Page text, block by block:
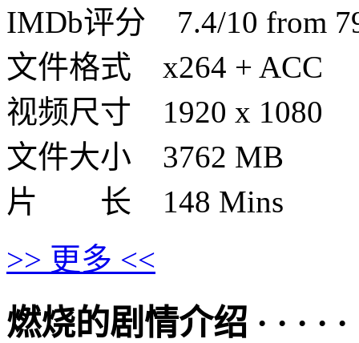
IMDb评分 7.4/10 from
文件格式 x264 + ACC
视频尺寸 1920 x 1080
文件大小 3762 MB
片 长 148 Mins
>> 更多 <<
燃烧的剧情介绍 · · · · ·